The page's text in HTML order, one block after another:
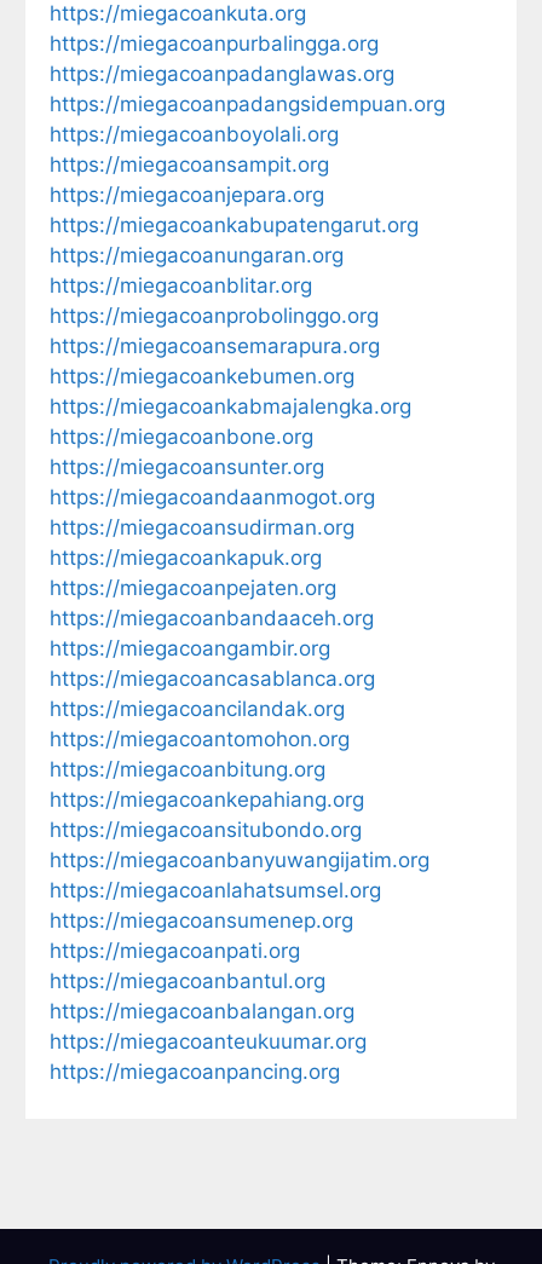
https://miegacoankuta.org
https://miegacoanpurbalingga.org
https://miegacoanpadanglawas.org
https://miegacoanpadangsidempuan.org
https://miegacoanboyolali.org
https://miegacoansampit.org
https://miegacoanjepara.org
https://miegacoankabupatengarut.org
https://miegacoanungaran.org
https://miegacoanblitar.org
https://miegacoanprobolinggo.org
https://miegacoansemarapura.org
https://miegacoankebumen.org
https://miegacoankabmajalengka.org
https://miegacoanbone.org
https://miegacoansunter.org
https://miegacoandaanmogot.org
https://miegacoansudirman.org
https://miegacoankapuk.org
https://miegacoanpejaten.org
https://miegacoanbandaaceh.org
https://miegacoangambir.org
https://miegacoancasablanca.org
https://miegacoancilandak.org
https://miegacoantomohon.org
https://miegacoanbitung.org
https://miegacoankepahiang.org
https://miegacoansitubondo.org
https://miegacoanbanyuwangijatim.org
https://miegacoanlahatsumsel.org
https://miegacoansumenep.org
https://miegacoanpati.org
https://miegacoanbantul.org
https://miegacoanbalangan.org
https://miegacoanteukuumar.org
https://miegacoanpancing.org